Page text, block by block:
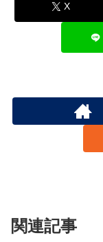
X
関連記事